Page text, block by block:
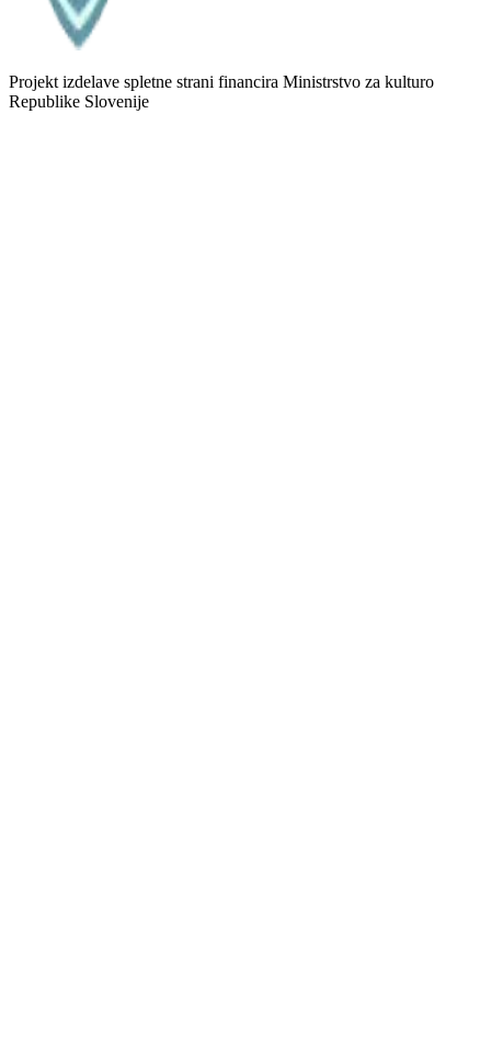
Projekt izdelave spletne strani financira Ministrstvo za kulturo
Republike Slovenije